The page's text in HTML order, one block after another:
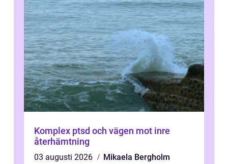
Komplex ptsd och vägen mot inre
återhämtning
03 augusti 2026
Mikaela Bergholm